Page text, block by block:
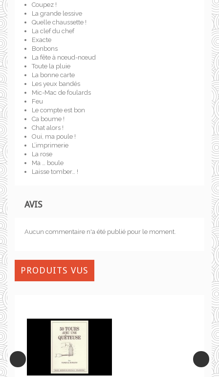
Coupez !
La grande lessive
Quelle chaussette !
La clef du chef
Exacte
Bonbons
La fête à nœud-nœud
Toute la pluie
La bonne carte
Les yeux bandés
Mic-Mac de foulards
Feu
Le compte est bon
Ca boume !
Chat alors !
Oui, ma poule !
L’imprimerie
La rose
Ma … boule
Laisse tomber… !
AVIS
Aucun commentaire n'a été publié pour le moment.
PRODUITS VUS